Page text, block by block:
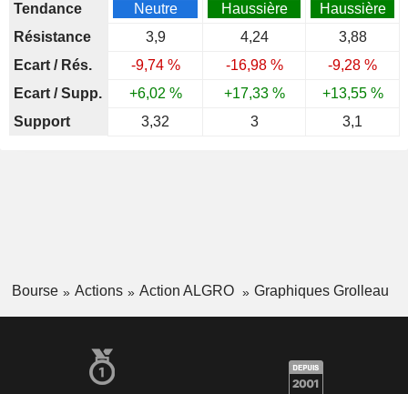
Tendance
Neutre Haussière
Haussière
Résistance
3,9 4,24
3,88
Ecart / Rés.
-9,74 % -16,98 %
-9,28 %
Ecart / Supp.
+6,02 % +17,33 %
+13,55 %
Support
3,32 3 3,1
Bourse Actions Action ALGRO Graphiques Grolleau